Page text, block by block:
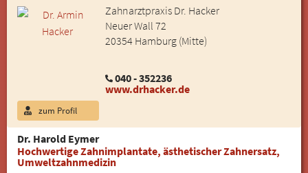
Zahnarztpraxis Dr. Hacker
Neuer Wall 72
20354 Hamburg (Mitte)
040 - 352236
www.drhacker.de
zum Profil
Dr. Harold Eymer
Hochwertige Zahnimplantate, ästhetischer Zahnersatz,
Umweltzahnmedizin